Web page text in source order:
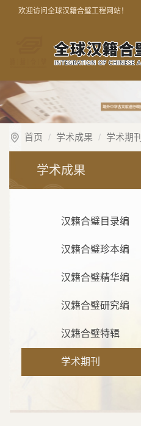
欢迎访问全球汉籍合璧工程网站！
首页 学术成果 学术期刊
学术成果
汉籍合璧目录编
汉籍合璧珍本编
汉籍合璧精华编
汉籍合璧研究编
汉籍合璧特辑
学术期刊